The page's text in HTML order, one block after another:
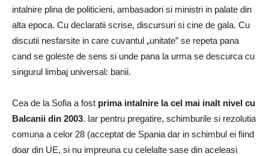
intalnire plina de politicieni, ambasadori si ministri in palate din
alta epoca. Cu declaratii scrise, discursuri si cine de gala. Cu
discutii nesfarsite in care cuvantul „unitate” se repeta pana
cand se goleste de sens si unde pana la urma se descurca cu
singurul limbaj universal: banii.
Cea de la Sofia a fost prima intalnire la cel mai inalt nivel cu
Balcanii din 2003. Iar pentru pregatire, schimburile si rezolutia
comuna a celor 28 (acceptat de Spania dar in schimbul ei fiind
doar din UE, si nu impreuna cu celelalte sase din aceleasi